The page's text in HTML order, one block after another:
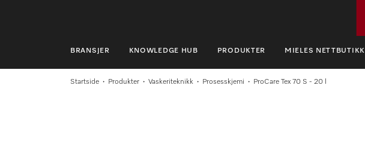
BRANSJER KNOWLEDGE HUB PRODUKTER MIELES NETTBUTIKK
BRANSJER
Startside Produkter Vaskeriteknikk Prosesskjemi ProCare Tex 70 S - 20 l